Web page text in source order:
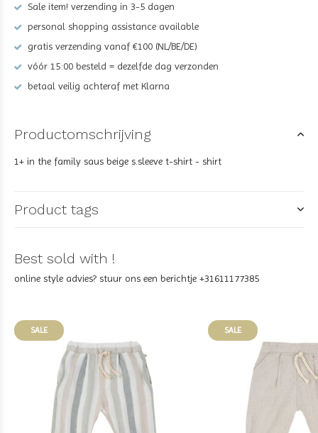
Sale item! verzending in 3-5 dagen
personal shopping assistance available
gratis verzending vanaf €100 (NL/BE/DE)
vóór 15:00 besteld = dezelfde dag verzonden
betaal veilig achteraf met Klarna
Productomschrijving
1+ in the family saus beige s.sleeve t-shirt - shirt
Product tags
Best sold with !
online style advies? stuur ons een berichtje +31611177385
SALE SALE